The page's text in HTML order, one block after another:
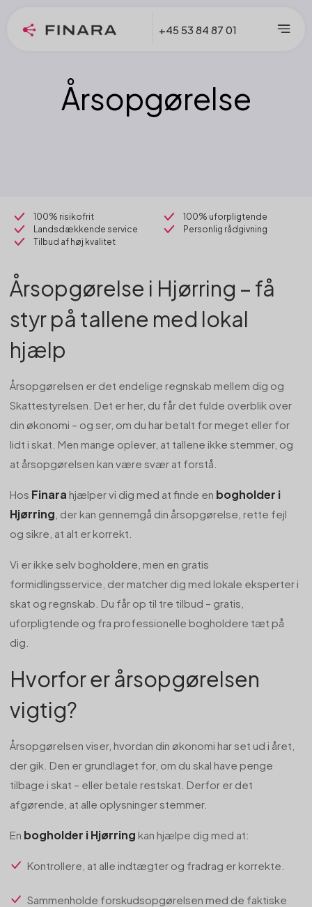
+45 53 84 87 01
Årsopgørelse
100% risikofrit
100% uforpligtende
Landsdækkende service
Personlig rådgivning
Tilbud af høj kvalitet
Årsopgørelse i Hjørring – få
styr på tallene med lokal
hjælp
Årsopgørelsen er det endelige regnskab mellem dig og
Skattestyrelsen. Det er her, du får det fulde overblik over
din økonomi – og ser, om du har betalt for meget eller for
lidt i skat. Men mange oplever, at tallene ikke stemmer, og
at årsopgørelsen kan være svær at forstå.
Hos Finara hjælper vi dig med at finde en bogholder i
Hjørring , der kan gennemgå din årsopgørelse, rette fejl
og sikre, at alt er korrekt.
Vi er ikke selv bogholdere, men en gratis
formidlingsservice, der matcher dig med lokale eksperter i
skat og regnskab. Du får op til tre tilbud – gratis,
uforpligtende og fra professionelle bogholdere tæt på
dig.
Hvorfor er årsopgørelsen
vigtig?
Årsopgørelsen viser, hvordan din økonomi har set ud i året,
der gik. Den er grundlaget for, om du skal have penge
tilbage i skat – eller betale restskat. Derfor er det
afgørende, at alle oplysninger stemmer.
En bogholder i Hjørring kan hjælpe dig med at:
Kontrollere, at alle indtægter og fradrag er korrekte.
Sammenholde forskudsopgørelsen med de faktiske